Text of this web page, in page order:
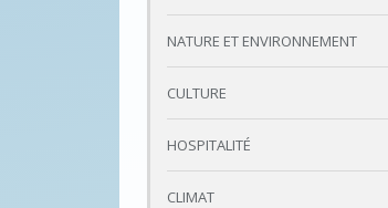
NATURE ET ENVIRONNEMENT
CULTURE
HOSPITALITÉ
CLIMAT